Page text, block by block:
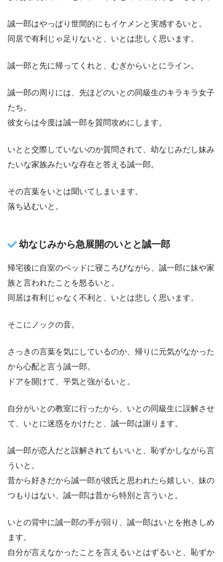
誠一郎はやっぱり世間的にもイケメンと実感するいと。
同居で有利じゃ足りないと、いとは悲しく思います。
誠一郎と先に帰ってくれと、むぎからいとにライン。
誠一郎の周りには、先ほどのいとの同級生のキラキラ女子
たち。
彼女らは今度は誠一郎を質問攻めにします。
いとと交際していないのか質問されて、幼なじみだし妹み
たいな家族みたいな存在と答える誠一郎。
その言葉をいとは聞いてしまいます。
落ち込むいと。
幼なじみから急展開のいとと誠一郎
帰宅後に自室のベッドに寝ころびながら、誠一郎に妹や家
族と言われたことを怒るいと。
同居は有利じゃなく不利と、いとは悲しく思います。
そこにノックの音。
さっきの言葉を気にしているのか、帰りに元気がなかった
から心配と言う誠一郎。
ドアを開けて、平気と強がるいと。
自分がいとの教室に行ったから、いとの同級生に誤解させ
て、いとに迷惑をかけたと、誠一郎は謝ります。
誠一郎が恋人だと誤解されてもいいと、恥ずかしながら言
ういと。
昔から好きだから誠一郎が彼氏と思われたら嬉しい、妹の
つもりはない、誠一郎は昔から特別と言ういと。
いとの背中に誠一郎の手が回り、誠一郎はいとを抱きしめ
ます。
自分が言えなかったことを言えるいとはずるいと、恥ずか